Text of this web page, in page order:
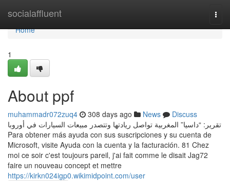
socialaffluent
Home
Home
1
About ppf
muhammadr072zuq4 308 days ago News
Discuss
تقرير: “داسيا” المغربية تواصل ريادتها وتتصدر مبيعات السيارات في أوروبا
Para obtener más ayuda con sus suscripciones y su cuenta de
Microsoft, visite Ayuda con la cuenta y la facturación. 81 Chez
moi ce soir c'est toujours pareil, j'ai fait comme le disait Jag72
faire un nouveau concept et mettre
https://kirkn024igp0.wikimidpoint.com/user